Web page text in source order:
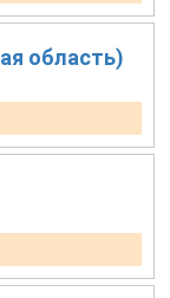
область)